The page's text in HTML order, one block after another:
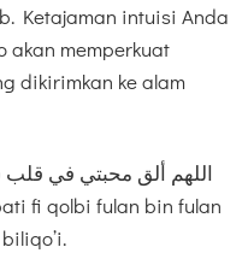
Ketajaman intuisi Anda
akan memperkuat
dikirimkan ke alam
اللهم ألق محبتي في قلب